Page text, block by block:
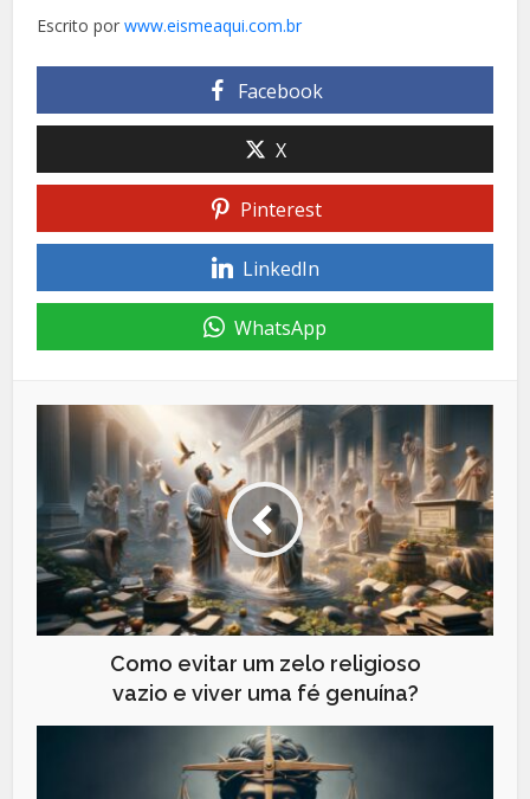
Escrito porwww.eismeaqui.com.br
Facebook
X
Pinterest
LinkedIn
WhatsApp
Como evitar um zelo religioso
vazio e viver uma fé genuína?